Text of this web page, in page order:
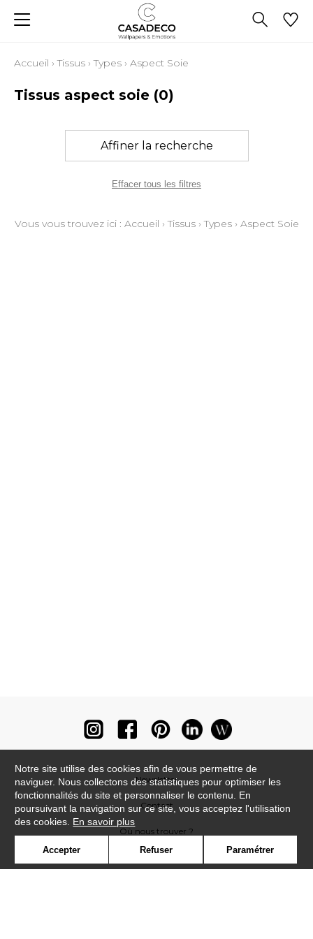
Accueil ›Tissus ›Types › Aspect Soie
Tissus aspect soie (0)
Affiner la recherche
Effacer tous les filtres
Vous vous trouvez ici : Accueil ›Tissus›Types› Aspect Soie
Newsletter
Contact
Où nous trouver ?
Notre site utilise des cookies afin de vous permettre de
naviguer. Nous collectons des statistiques pour optimiser les
fonctionnalités du site et personnaliser le contenu. En
poursuivant la navigation sur ce site, vous acceptez l'utilisation
des cookies. En savoir plus
Accepter Refuser Paramétrer